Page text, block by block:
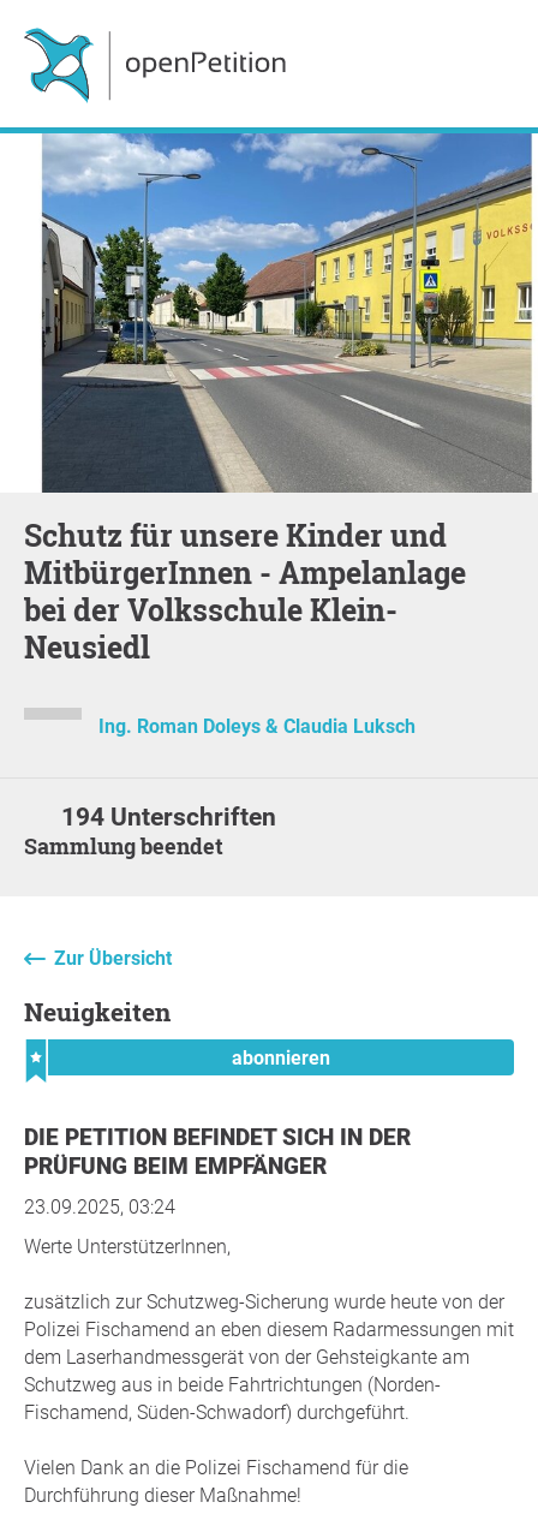
Schutz für unsere Kinder und
MitbürgerInnen - Ampelanlage
bei der Volksschule Klein-
Neusiedl
Ing. Roman Doleys & Claudia Luksch
194 Unterschriften
Sammlung beendet
Zur Übersicht
Neuigkeiten
abonnieren
DIE PETITION BEFINDET SICH IN DER
PRÜFUNG BEIM EMPFÄNGER
23.09.2025, 03:24
Werte UnterstützerInnen,
zusätzlich zur Schutzweg-Sicherung wurde heute von der
Polizei Fischamend an eben diesem Radarmessungen mit
dem Laserhandmessgerät von der Gehsteigkante am
Schutzweg aus in beide Fahrtrichtungen (Norden-
Fischamend, Süden-Schwadorf) durchgeführt.
Vielen Dank an die Polizei Fischamend für die
Durchführung dieser Maßnahme!